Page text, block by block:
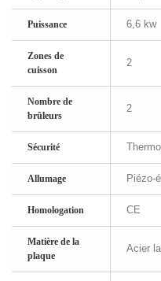
Puissance 6,6 kw
Zones de
cuisson
2
Nombre de
brûleurs
2
Sécurité
Allumage Piézo-
Homologation CE
Matière de la
plaque
Acier